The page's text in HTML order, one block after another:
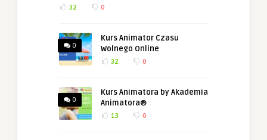
32 0
0
Kurs Animator Czasu
Wolnego Online
32 0
0
Kurs Animatora by Akademia
Animatora®
13 0